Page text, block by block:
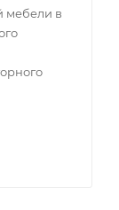
мебели в